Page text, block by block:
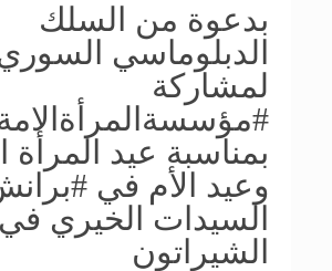
بدعوة من السلك
الدبلوماسي
لمشاركة
بمناسبة عيد المرأة
وعيد الأم في
السيدات الخيري
الشيراتون